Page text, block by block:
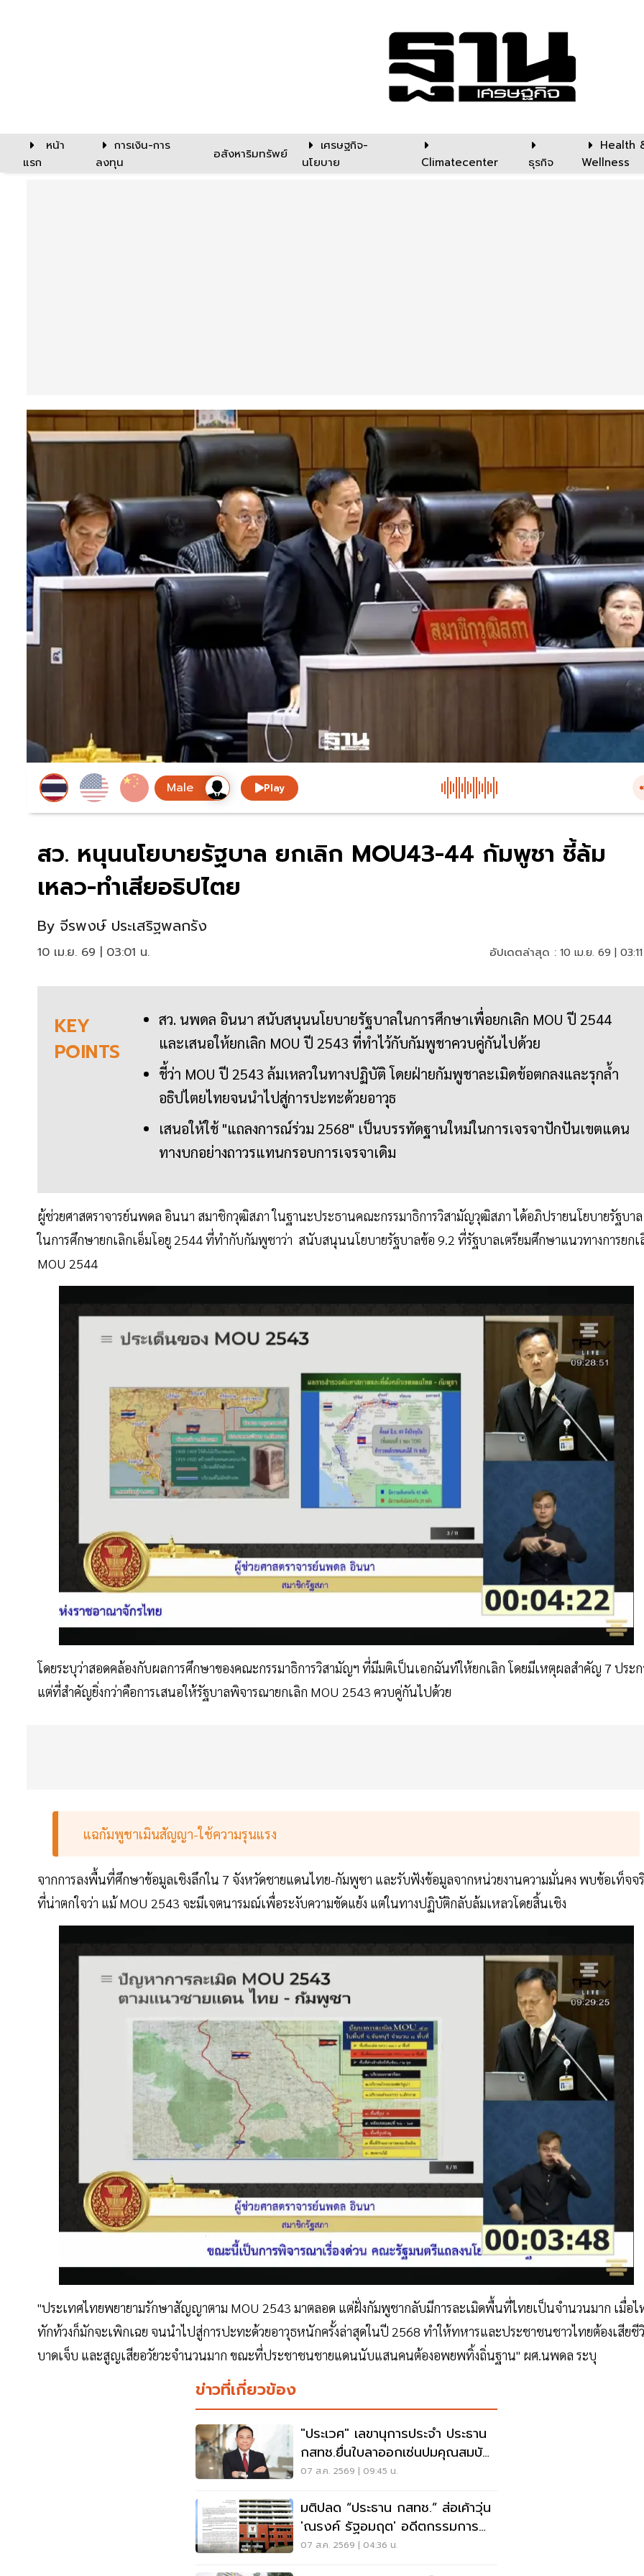
หน้า
แรก
การเงิน-การ
ลงทุน
อสังหาริมทรัพย์
เศรษฐกิจ-
นโยบาย
Climatecenter ธุรกิจ
Health
Wellness
Play
สว. หนุนนโยบายรัฐบาล ยกเลิก MOU43-44 กัมพูชา ชี้ล้ม
เหลว-ทำเสียอธิปไตย
By จีรพงษ์ ประเสริฐพลกรัง
10 เม.ย. 69 | 03:01 น. อัปเดตล่าสุด : 10 เม.ย. 69 |
KEY
POINTS
สว. นพดล อินนา สนับสนุนนโยบายรัฐบาลในการศึกษาเพื่อยกเลิก MOU ปี 2544
และเสนอให้ยกเลิก MOU ปี 2543 ที่ทำไว้กับกัมพูชาควบคู่กันไปด้วย
ชี้ว่า MOU ปี 2543 ล้มเหลวในทางปฏิบัติ โดยฝ่ายกัมพูชาละเมิดข้อตกลงและรุกล้ำ
อธิปไตยไทยจนนำไปสู่การปะทะด้วยอาวุธ
เสนอให้ใช้ "แถลงการณ์ร่วม 2568" เป็นบรรทัดฐานใหม่ในการเจรจาปักปันเขตแดน
ทางบกอย่างถาวรแทนกรอบการเจรจาเดิม
ผู้ช่วยศาสตราจารย์นพดล อินนา สมาชิกวุฒิสภา ในฐานะประธานคณะกรรมาธิการวิสามัญวุฒิสภา ได้อภิปรายนโยบายรัฐบาล
ในการศึกษายกเลิกเอ็มโอยู 2544 ที่ทำกับกัมพูชาว่า สนับสนุนนโยบายรัฐบาลข้อ 9.2 ที่รัฐบาลเตรียมศึกษาแนวทางการยกเ
MOU 2544
โดยระบุว่าสอดคล้องกับผลการศึกษาของคณะกรรมาธิการวิสามัญฯ ที่มีมติเป็นเอกฉันท์ให้ยกเลิก โดยมีเหตุผลสำคัญ 7 ประก
แต่ที่สำคัญยิ่งกว่าคือการเสนอให้รัฐบาลพิจารณายกเลิก MOU 2543 ควบคู่กันไปด้วย
แฉกัมพูชาเมินสัญญา-ใช้ความรุนแรง
จากการลงพื้นที่ศึกษาข้อมูลเชิงลึกใน 7 จังหวัดชายแดนไทย-กัมพูชา และรับฟังข้อมูลจากหน่วยงานความมั่นคง พบข้อเท็จจ
ที่น่าตกใจว่า แม้ MOU 2543 จะมีเจตนารมณ์เพื่อระงับความขัดแย้ง แต่ในทางปฏิบัติกลับล้มเหลวโดยสิ้นเชิง
"ประเทศไทยพยายามรักษาสัญญาตาม MOU 2543 มาตลอด แต่ฝั่งกัมพูชากลับมีการละเมิดพื้นที่ไทยเป็นจำนวนมาก เมื่อไ
ทักท้วงก็มักจะเพิกเฉย จนนำไปสู่การปะทะด้วยอาวุธหนักครั้งล่าสุดในปี 2568 ทำให้ทหารและประชาชนชาวไทยต้องเสียชี
บาดเจ็บ และสูญเสียอวัยวะจำนวนมาก ขณะที่ประชาชนชายแดนนับแสนคนต้องอพยพทิ้งถิ่นฐาน" ผศ.นพดล ระบุ
ข่าวที่เกี่ยวข้อง
"ประเวศ" เลขานุการประจำ ประธาน
กสทช.ยื่นใบลาออกเซ่นปมคุณสมบัติ
นพ.สรณ
07 ส.ค. 2569 | 09:45 น.
มติปลด “ประธาน กสทช.” ส่อเค้าวุ่น
'ณรงค์ รัฐอมฤต' อดีตกรรมการ
สรรหาโต้ข้อวินิจฉัย
07 ส.ค. 2569 | 04:36 น.